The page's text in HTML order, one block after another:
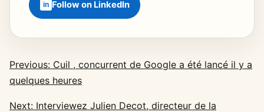
Follow on LinkedIn
Previous: Cuil , concurrent de Google a été lancé il y a
quelques heures
Next: Interviewez Julien Decot, directeur de la